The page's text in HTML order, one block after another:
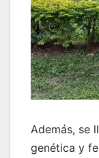
Además, se
genética y